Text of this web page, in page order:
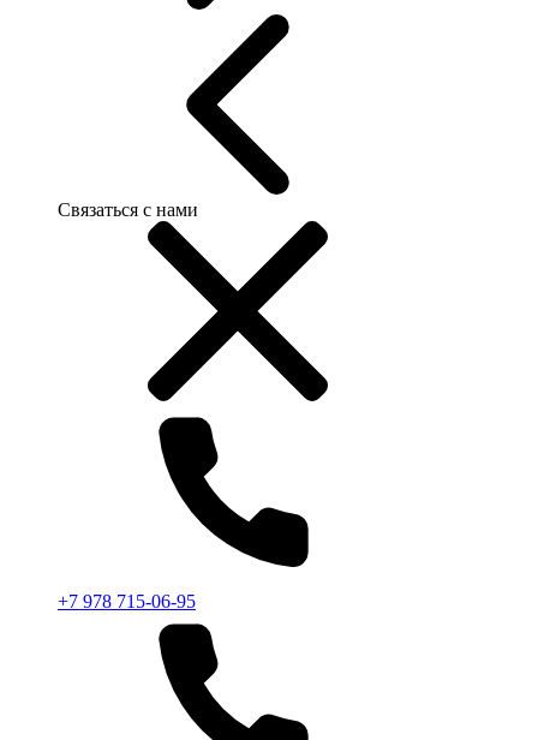
Связаться с нами
+7 978 715-06-95